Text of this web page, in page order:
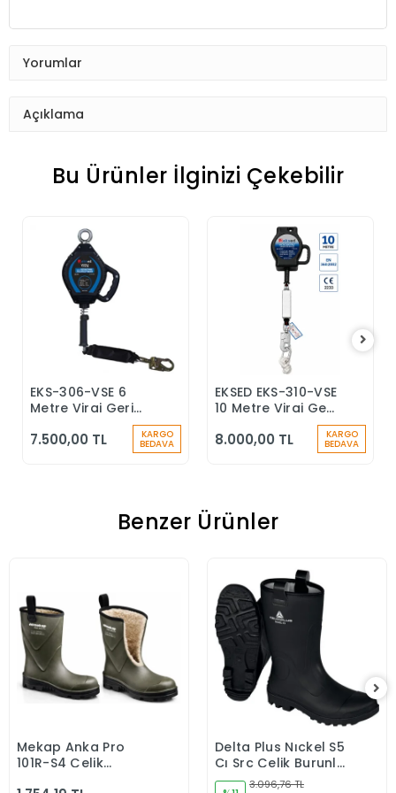
Yorumlar
Açıklama
Bu Ürünler İlginizi Çekebilir
Sepete Ekle
EKS-306-VSE 6
Metre Viraj Geri
Durdurucu Keskin
7.500,00 TL KARGO
BEDAVA
Sepete Ekle
EKSED EKS-310-VSE
10 Metre Viraj Geri
Durdurucu
8.000,00 TL KARGO
BEDAVA
Benzer Ürünler
Sepete Ekle
Mekap Anka Pro
101R-S4 Çelik
Sepete Ekle
Delta Plus Nıckel S5
Cı Src Çelik Burunlu
ve Tabanlı Iş
3.096,76 TL